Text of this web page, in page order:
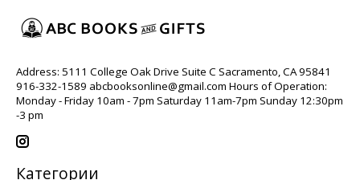
Address: 5111 College Oak Drive Suite C Sacramento, CA 95841
916-332-1589 abcbooksonline@gmail.com Hours of Operation:
Monday - Friday 10am - 7pm Saturday 11am-7pm Sunday 12:30pm
-3 pm
Категории